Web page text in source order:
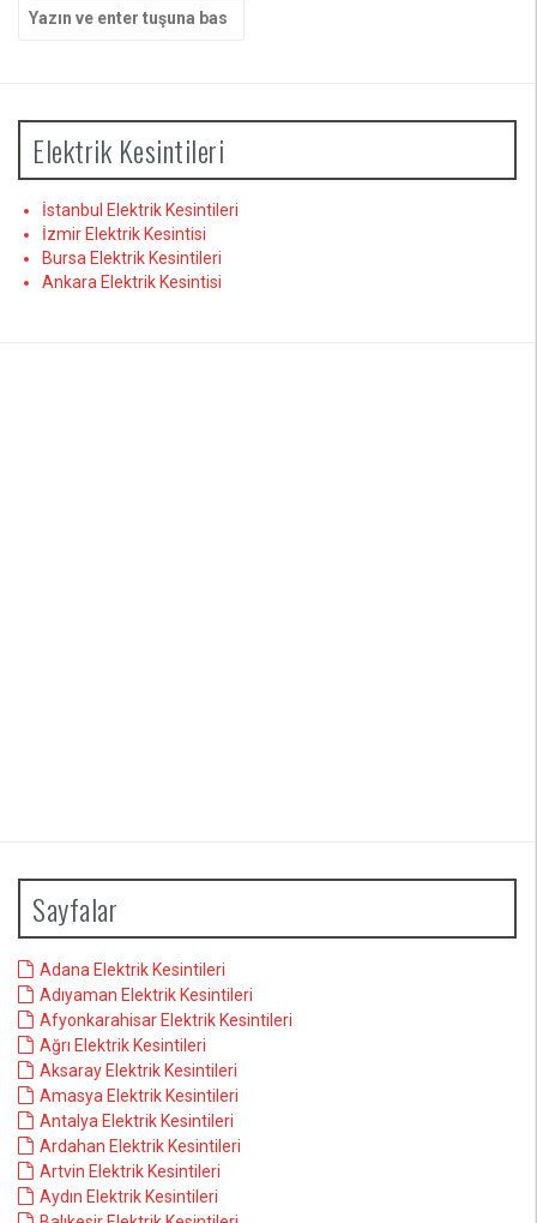
yap:
Elektrik Kesintileri
İstanbul Elektrik Kesintileri
İzmir Elektrik Kesintisi
Bursa Elektrik Kesintileri
Ankara Elektrik Kesintisi
Sayfalar
Adana Elektrik Kesintileri
Adıyaman Elektrik Kesintileri
Afyonkarahisar Elektrik Kesintileri
Ağrı Elektrik Kesintileri
Aksaray Elektrik Kesintileri
Amasya Elektrik Kesintileri
Antalya Elektrik Kesintileri
Ardahan Elektrik Kesintileri
Artvin Elektrik Kesintileri
Aydın Elektrik Kesintileri